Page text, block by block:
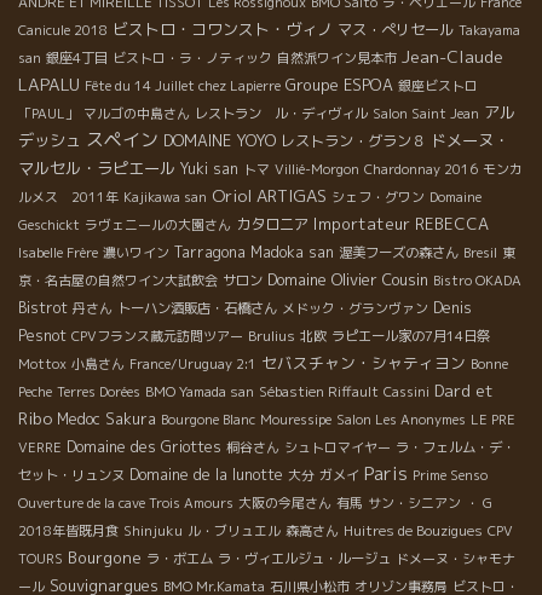
Canicule 2018 ビストロ・コワンスト・ヴィノ マス・ぺリセール Takayama
san 銀座4丁目 ビストロ・ラ・ノティック 自然派ワイン見本市 Jean-Claude
LAPALU Fête du 14 Juillet chez Lapierre Groupe ESPOA 銀座ビストロ
「PAUL」
マルゴの中島さん レストラン ル・ディヴィル Salon Saint Jean アル
デッシュ スペイン DOMAINE YOYO レストラン・グラン８ ドメーヌ・
マルセル・ラピエール Yuki san トマ Villié-Morgon Chardonnay 2016 モンカ
ルメス 2011年 Kajikawa san Oriol ARTIGAS シェフ・グワン Domaine
Geschickt ラヴェニールの大園さん カタロニア Importateur REBECCA
Isabelle Frère 濃いワイン Tarragona Madoka san 渥美フーズの森さん Bresil 東
京・名古屋の自然ワイン大試飲会 サロン Domaine Olivier Cousin Bistro OKADA
Bistrot 丹さん トーハン酒販店・石橋さん メドック・グランヴァン Denis
Pesnot CPVフランス蔵元訪問ツアー Brulius 北欧 ラピエール家の7月14日祭
Mottox 小島さん France/Uruguay 2:1 セバスチャン・シャティヨン Bonne
Peche Terres Dorées BMO Yamada san Sébastien Riffault Cassini Dard et
Ribo Medoc Sakura Bourgone Blanc Mouressipe Salon Les Anonymes LE PRE
VERRE Domaine des Griottes 桐谷さん シュトロマイヤー ラ・フェルム・デ・
セット・リュンヌ Domaine de la lunotte 大分 ガメイ Paris Prime Senso
Ouverture de la cave Trois Amours 大阪の今尾さん 有馬 サン・シニアン
・ G
2018年皆既月食 Shinjuku ル・ブリュエル 森高さん Huitres de Bouzigues CPV
TOURS Bourgone ラ・ボエム ラ・ヴィエルジュ・ルージュ ドメーヌ・シャモナ
ール Souvignargues BMO Mr.Kamata 石川県小松市 オリゾン事務局 ビストロ・